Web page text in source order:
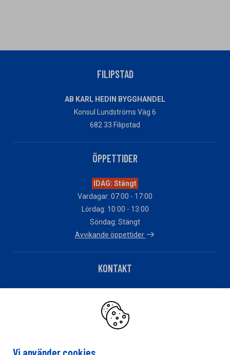
FILIPSTAD
AB KARL HEDIN BYGGHANDEL
Konsul Lundströms Väg 6
682 33 Filipstad
ÖPPETTIDER
IDAG: Stängt
Vardagar: 07:00 - 17:00
Lördag: 10:00 - 13:00
Söndag: Stängt
Avvikande öppettider
KONTAKT
Har du fakturafrågor?
Klicka här